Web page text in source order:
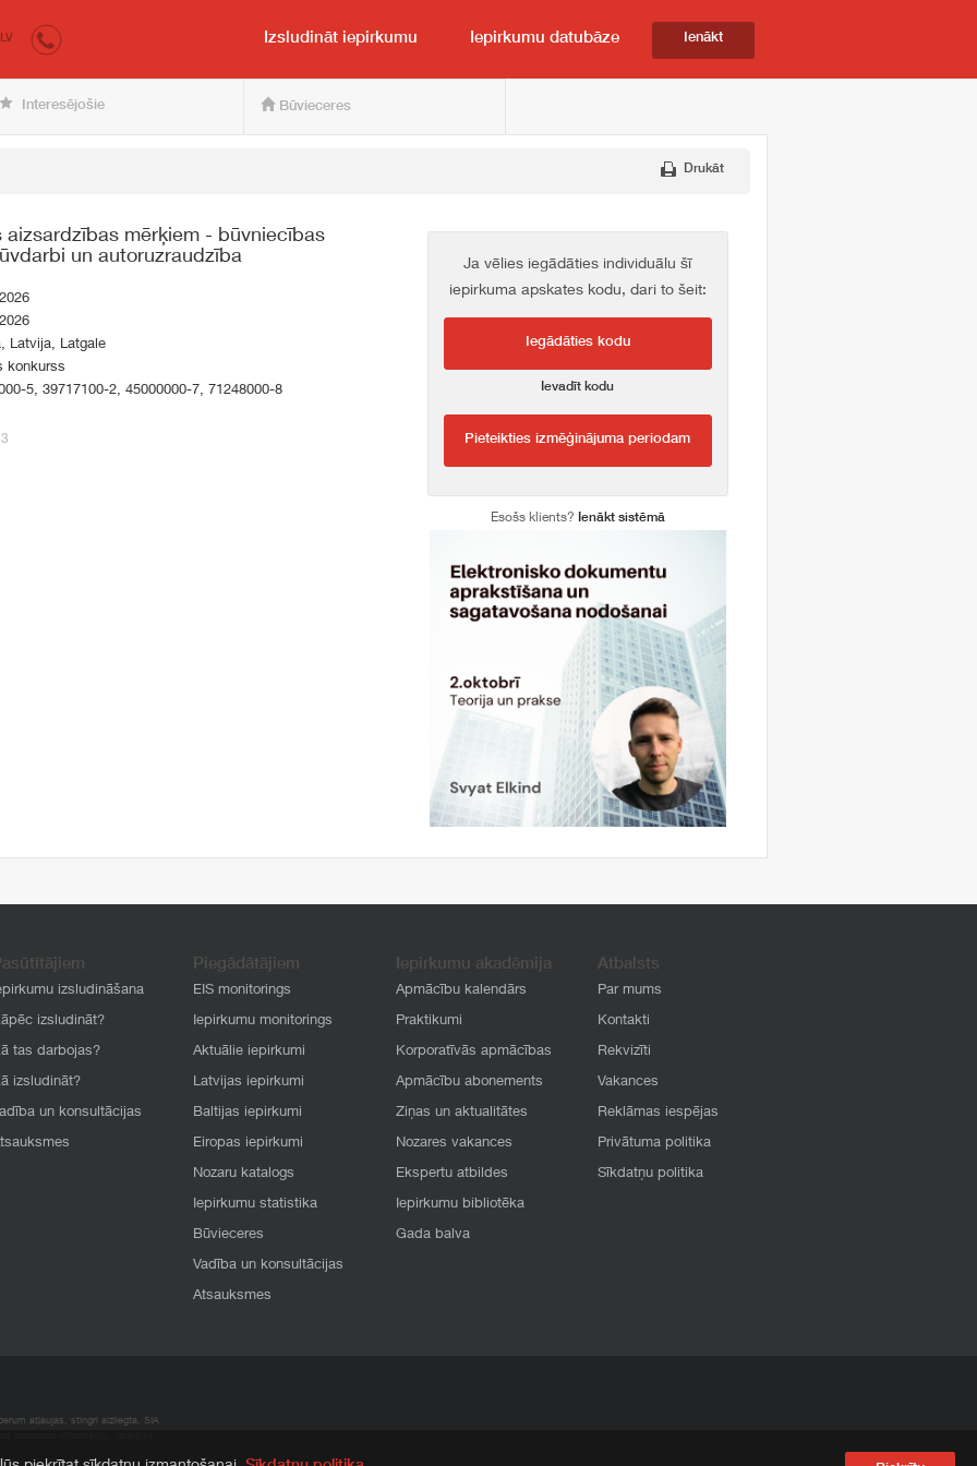
pircējam un pārdevējam
LV Izsludināt iepirkumu Iepirkumu datubāze Ienākt
Interesējošie Būvieceres
Drukāt
mērķiem - būvniecības
un autoruzraudzība
Latvija, Latgale
konkurss
5, 39717100-2, 45000000-7, 71248000-8
Ja vēlies iegādāties individuālu šī
iepirkuma apskates kodu, dari to šeit:
Iegādāties kodu
Ievadīt kodu
Pieteikties izmēģinājuma periodam
Esošs klients? Ienākt sistēmā
izsludināšana
izsludināt?
tas darbojas?
izsludināt?
un konsultācijas
Piegādātājiem
EIS monitorings
Iepirkumu monitorings
Aktuālie iepirkumi
Latvijas iepirkumi
Baltijas iepirkumi
Eiropas iepirkumi
Nozaru katalogs
Iepirkumu statistika
Būvieceres
Vadība un konsultācijas
Atsauksmes
Iepirkumu akadēmija
Apmācību kalendārs
Praktikumi
Korporatīvās apmācības
Apmācību abonements
Ziņas un aktualitātes
Nozares vakances
Ekspertu atbildes
Iepirkumu bibliotēka
Gada balva
Atbalsts
Par mums
Kontakti
Rekvizīti
Vakances
Reklāmas iespējas
Privātuma politika
Sīkdatņu politika
atļaujas, stingri aizliegta. SIA